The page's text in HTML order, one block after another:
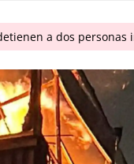
a dos